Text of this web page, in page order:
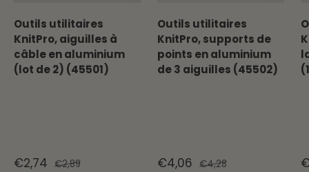
Outils utilitaires
KnitPro, aiguilles à
câble en aluminium
(lot de 2) (45501)
€2,74 €2,89
Outils utilitaires
KnitPro, supports de
points en aluminium
de 3 aiguilles (45502)
€4,06 €4,28